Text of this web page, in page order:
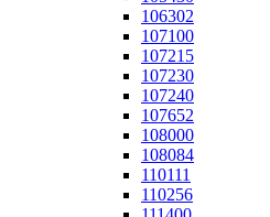
106302
107100
107215
107230
107240
107652
108000
108084
110111
110256